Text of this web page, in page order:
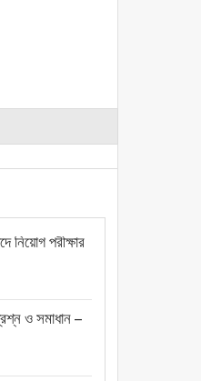
নিয়োগ পরীক্ষার
ও সমাধান –